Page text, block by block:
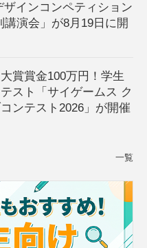
ザインコンペティション
講演会」が8月19日に開
大賞賞金100万円！学生
スト「サイゲームス ク
ンテスト2026」が開催
一覧